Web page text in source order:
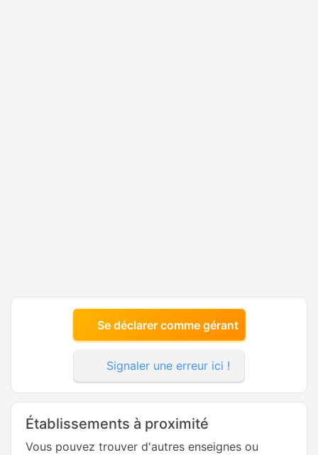
Se déclarer comme gérant
Signaler une erreur ici !
Établissements à proximité
Vous pouvez trouver d'autres enseignes ou